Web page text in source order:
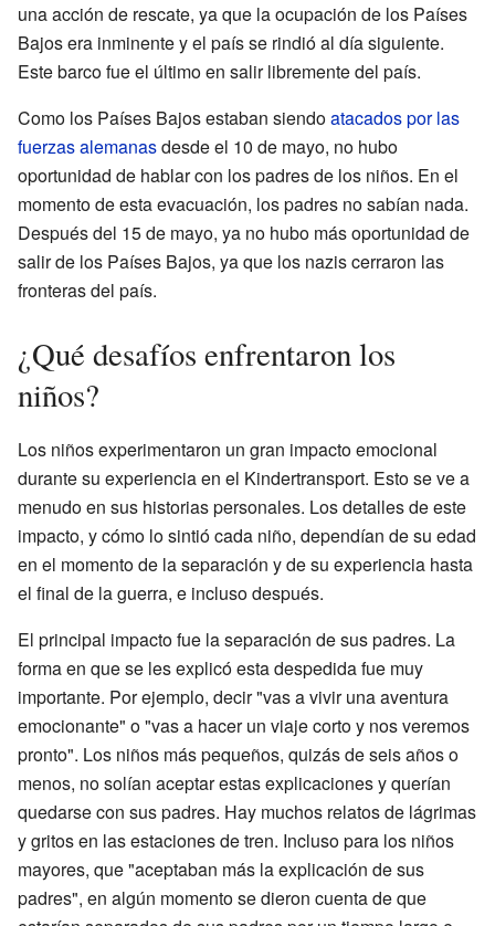
una acción de rescate, ya que la ocupación de los Países
Bajos era inminente y el país se rindió al día siguiente.
Este barco fue el último en salir libremente del país.
Como los Países Bajos estaban siendoatacados por las
fuerzas alemanasdesde el 10 de mayo, no hubo
oportunidad de hablar con los padres de los niños. En el
momento de esta evacuación, los padres no sabían nada.
Después del 15 de mayo, ya no hubo más oportunidad de
salir de los Países Bajos, ya que los nazis cerraron las
fronteras del país.
¿Qué desafíos enfrentaron los
niños?
Los niños experimentaron un gran impacto emocional
durante su experiencia en el Kindertransport. Esto se ve a
menudo en sus historias personales. Los detalles de este
impacto, y cómo lo sintió cada niño, dependían de su edad
en el momento de la separación y de su experiencia hasta
el final de la guerra, e incluso después.
El principal impacto fue la separación de sus padres. La
forma en que se les explicó esta despedida fue muy
importante. Por ejemplo, decir "vas a vivir una aventura
emocionante" o "vas a hacer un viaje corto y nos veremos
pronto". Los niños más pequeños, quizás de seis años o
menos, no solían aceptar estas explicaciones y querían
quedarse con sus padres. Hay muchos relatos de lágrimas
y gritos en las estaciones de tren. Incluso para los niños
mayores, que "aceptaban más la explicación de sus
padres", en algún momento se dieron cuenta de que